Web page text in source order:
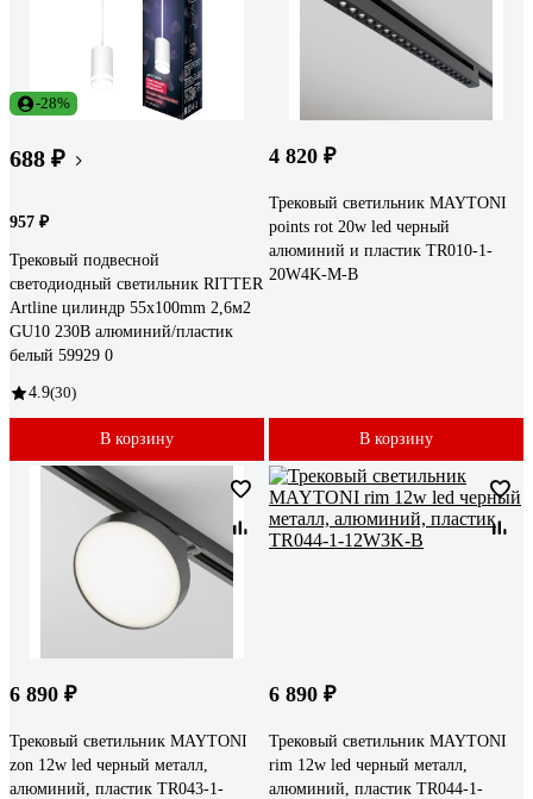
-28%
688 ₽
957 ₽
Трековый подвесной
светодиодный светильник RITTER
Artline цилиндр 55x100mm 2,6м2
GU10 230В алюминий/пластик
белый 59929 0
4.9(30)
В корзину
4 820 ₽
Трековый светильник MAYTONI
points rot 20w led черный
алюминий и пластик TR010-1-
20W4K-M-B
В корзину
6 890 ₽
Трековый светильник MAYTONI
zon 12w led черный металл,
алюминий, пластик TR043-1-
6 890 ₽
Трековый светильник MAYTONI
rim 12w led черный металл,
алюминий, пластик TR044-1-